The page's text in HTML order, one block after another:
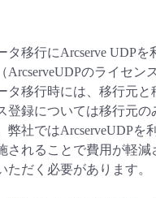
タ移行にArcserve UDP
ArcserveUDPのライセン
タ移行時には、移行元
登録については移行元の
弊社ではArcserveUDPを
されることで費用が軽
ただく必要があります。